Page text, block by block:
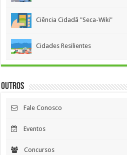
Ciência Cidadã "Seca-Wiki"
Cidades Resilientes
Outros
Fale Conosco
Eventos
Concursos